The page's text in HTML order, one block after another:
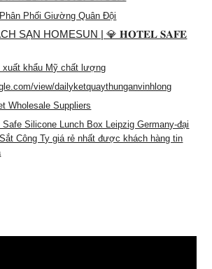
Phối Giường Quân Đội
SẠN HOMESUN | 💎 𝐇𝐎𝐓𝐄𝐋 𝐒𝐀𝐅𝐄
xuất khẩu Mỹ chất lượng
view/dailyketquaythunganvinhlong
Wholesale Suppliers
Safe Silicone Lunch Box Leipzig Germany-đại
Công Ty giá rẻ nhất được khách hàng tin